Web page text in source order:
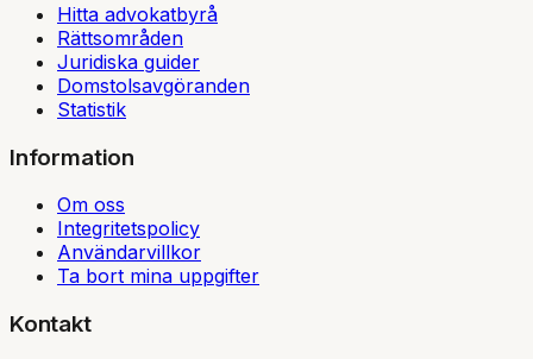
Hitta advokatbyrå
Rättsområden
Juridiska guider
Domstolsavgöranden
Statistik
Information
Om oss
Integritetspolicy
Användarvillkor
Ta bort mina uppgifter
Kontakt